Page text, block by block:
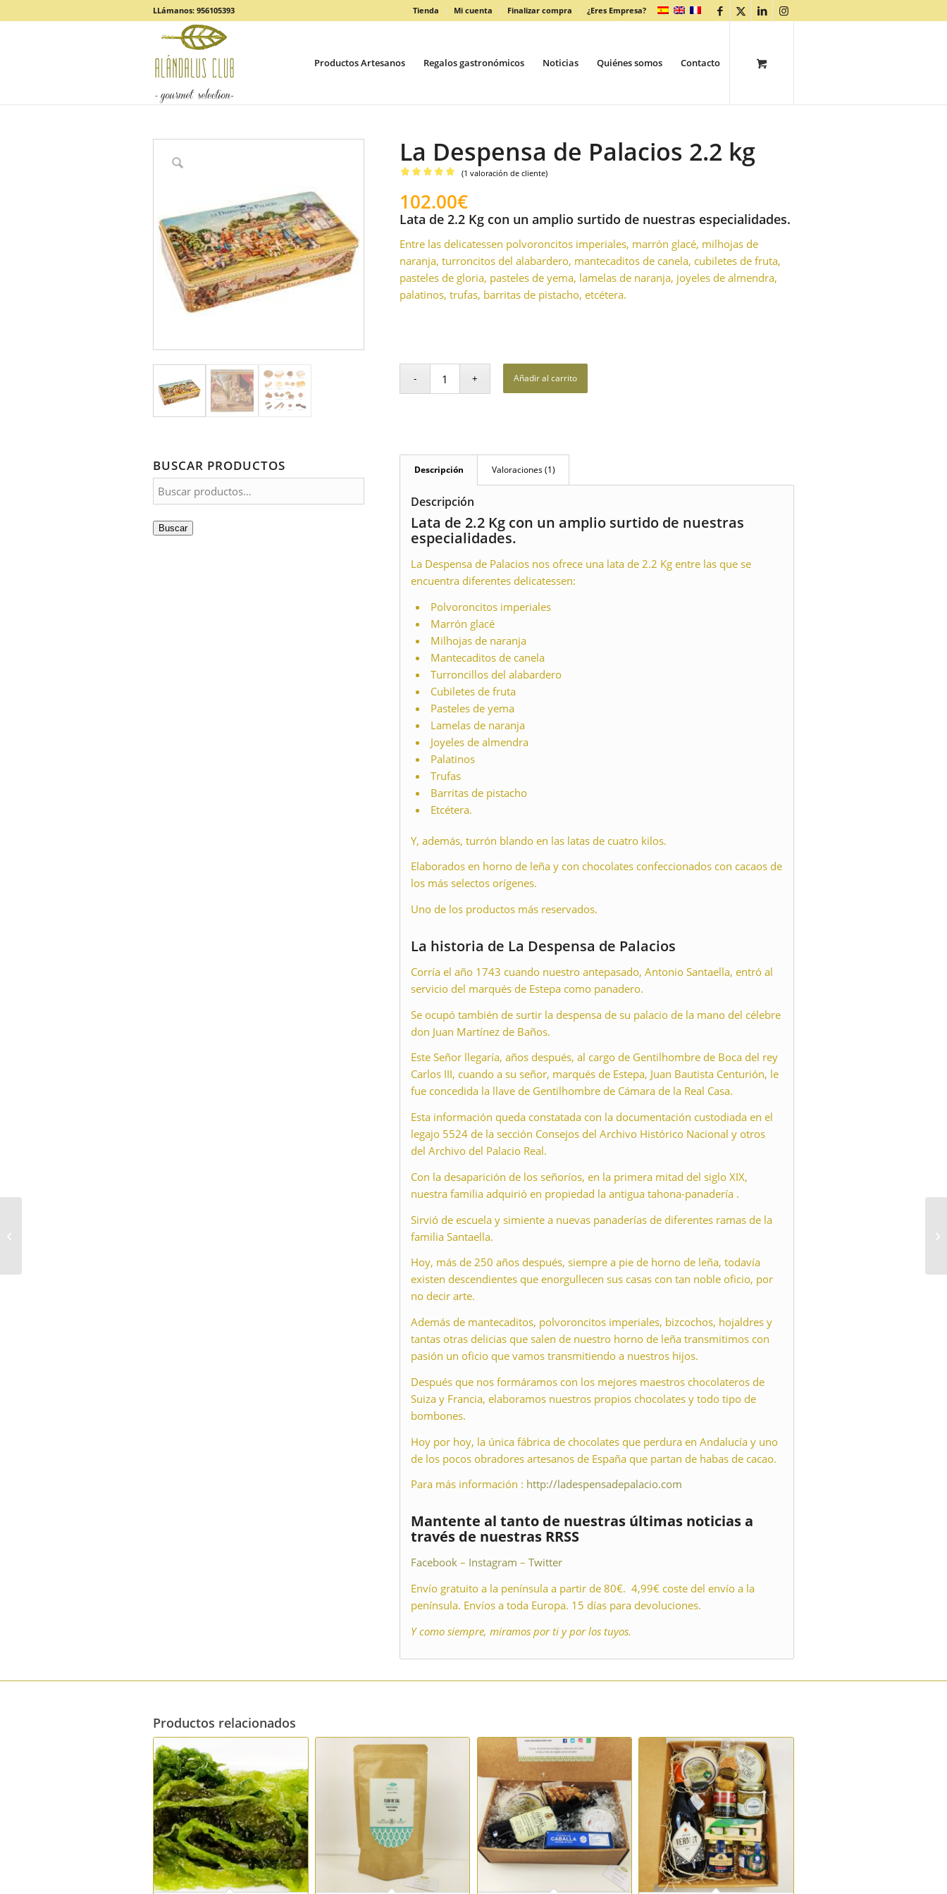
Tienda Mi cuenta Finalizar compra ¿Eres Empresa?
LLámanos: 956105393
Productos Artesanos Regalos gastronómicos Noticias Quiénes somos Contacto
BUSCAR PRODUCTOS
Buscar
La Despensa de Palacios 2.2 kg
con5.00
de 5 en
base a
1
de un
cliente
(1 valoración de cliente)
102.00€
Lata de 2.2 Kg con un amplio surtido de nuestras especialidades.
Entre las delicatessen polvoroncitos imperiales, marrón glacé, milhojas de
naranja, turroncitos del alabardero, mantecaditos de canela, cubiletes de fruta,
pasteles de gloria, pasteles de yema, lamelas de naranja, joyeles de almendra,
palatinos, trufas, barritas de pistacho, etcétera.
Añadir al carrito
Descripción Valoraciones (1)
Descripción
Lata de 2.2 Kg con un amplio surtido de nuestras
especialidades.
La Despensa de Palacios nos ofrece una lata de 2.2 Kg entre las que se
encuentra diferentes delicatessen:
Polvoroncitos imperiales
Marrón glacé
Milhojas de naranja
Mantecaditos de canela
Turroncillos del alabardero
Cubiletes de fruta
Pasteles de yema
Lamelas de naranja
Joyeles de almendra
Palatinos
Trufas
Barritas de pistacho
Etcétera.
Y, además, turrón blando en las latas de cuatro kilos.
Elaborados en horno de leña y con chocolates confeccionados con cacaos de
los más selectos orígenes.
Uno de los productos más reservados.
La historia de La Despensa de Palacios
Corría el año 1743 cuando nuestro antepasado, Antonio Santaella, entró al
servicio del marqués de Estepa como panadero.
Se ocupó también de surtir la despensa de su palacio de la mano del célebre
don Juan Martínez de Baños.
Este Señor llegaría, años después, al cargo de Gentilhombre de Boca del rey
Carlos III, cuando a su señor, marqués de Estepa, Juan Bautista Centurión, le
fue concedida la llave de Gentilhombre de Cámara de la Real Casa.
Esta información queda constatada con la documentación custodiada en el
legajo 5524 de la sección Consejos del Archivo Histórico Nacional y otros
del Archivo del Palacio Real.
Con la desaparición de los señoríos, en la primera mitad del siglo XIX,
nuestra familia adquirió en propiedad la antigua tahona-panadería .
Sirvió de escuela y simiente a nuevas panaderías de diferentes ramas de la
familia Santaella.
Hoy, más de 250 años después, siempre a pie de horno de leña, todavía
existen descendientes que enorgullecen sus casas con tan noble oficio, por
no decir arte.
Además de mantecaditos, polvoroncitos imperiales, bizcochos, hojaldres y
tantas otras delicias que salen de nuestro horno de leña transmitimos con
pasión un oficio que vamos transmitiendo a nuestros hijos.
Después que nos formáramos con los mejores maestros chocolateros de
Suiza y Francia, elaboramos nuestros propios chocolates y todo tipo de
bombones.
Hoy por hoy, la única fábrica de chocolates que perdura en Andalucía y uno
de los pocos obradores artesanos de España que partan de habas de cacao.
Para más información : http://ladespensadepalacio.com
Mantente al tanto de nuestras últimas noticias a
través de nuestras RRSS
Facebook – Instagram –Twitter
Envío gratuito a la península a partir de 80€. 4,99€ coste del envío a la
península. Envíos a toda Europa. 15 días para devoluciones.
Y como siempre, miramos por ti y por los tuyos.
Productos relacionados